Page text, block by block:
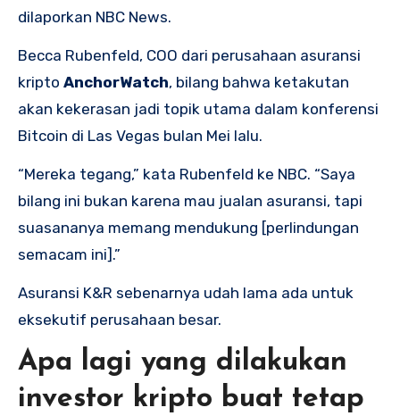
dilaporkan NBC News.
Becca Rubenfeld, COO dari perusahaan asuransi
kripto AnchorWatch, bilang bahwa ketakutan
akan kekerasan jadi topik utama dalam konferensi
Bitcoin di Las Vegas bulan Mei lalu.
“Mereka tegang,” kata Rubenfeld ke NBC. “Saya
bilang ini bukan karena mau jualan asuransi, tapi
suasananya memang mendukung [perlindungan
semacam ini].”
Asuransi K&R sebenarnya udah lama ada untuk
eksekutif perusahaan besar.
Apa lagi yang dilakukan
investor kripto buat tetap